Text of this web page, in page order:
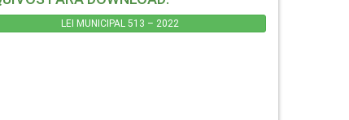
LEI MUNICIPAL 513 – 2022